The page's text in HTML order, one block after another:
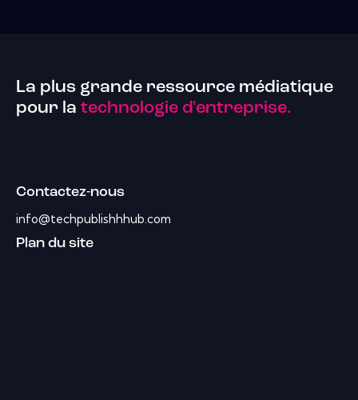
La plus grande ressource médiatique
pour la technologie d'entreprise.
Contactez-nous
info@techpublishhhub.com
Plan du site